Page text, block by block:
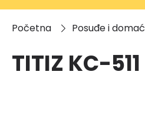
Početna Posuđe i
TITIZ KC-